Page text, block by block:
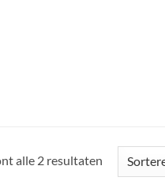
alle 2 resultatenGesorteerd